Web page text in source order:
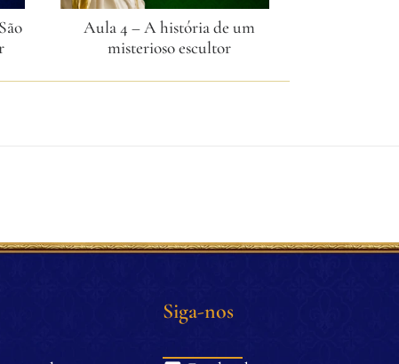
Aula 4 – A história de um
misterioso escultor
Siga-nos